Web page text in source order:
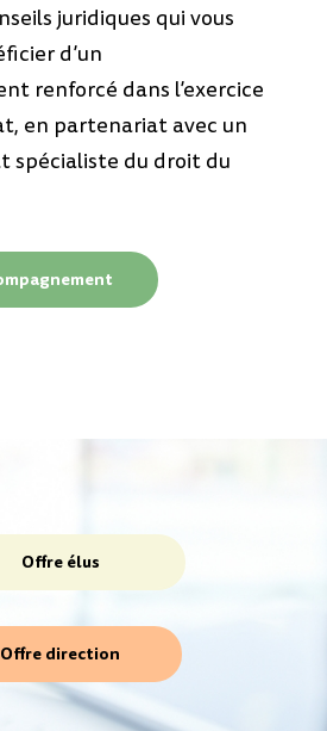
juridiques qui vous
d’un
renforcé dans l’exercice
en partenariat avec un
spécialiste du droit du
Offre élus
Offre direction